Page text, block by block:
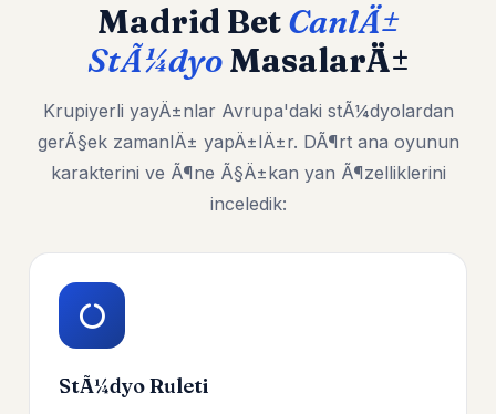
Madrid BetCanlÄ±
StÃ¼dyoMasalarÄ±
Krupiyerli yayÄ±nlar Avrupa'daki stÃ¼dyolardan
gerÃ§ek zamanlÄ± yapÄ±lÄ±r. DÃ¶rt ana oyunun
karakterini ve Ã¶ne Ã§Ä±kan yan Ã¶zelliklerini
inceledik:
StÃ¼dyo Ruleti